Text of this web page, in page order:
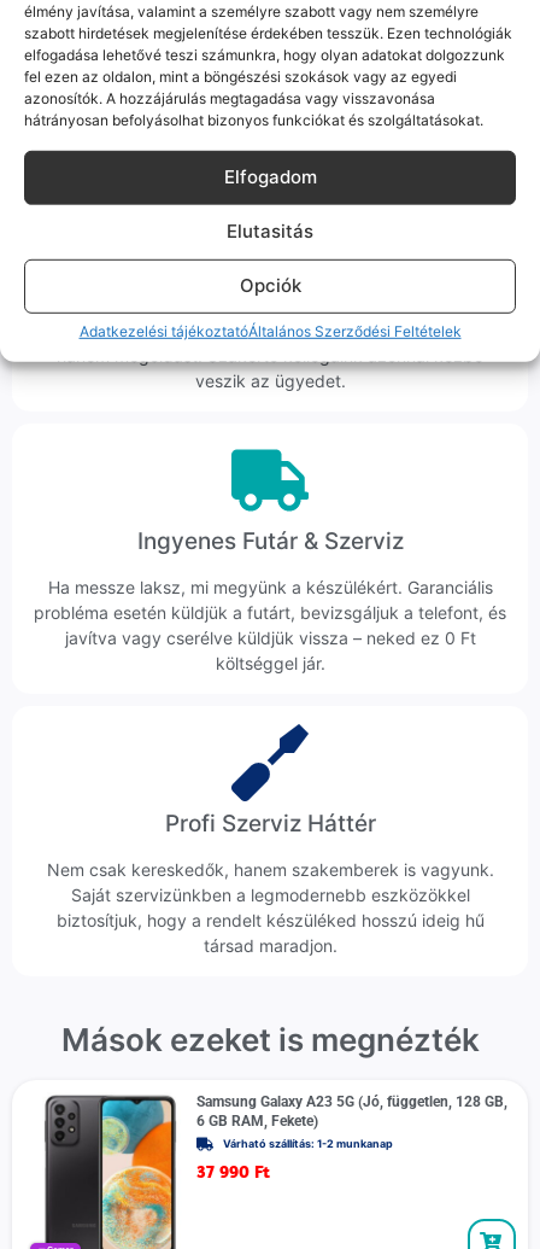
élmény javítása, valamint a személyre szabott vagy nem személyre
szabott hirdetések megjelenítése érdekében tesszük. Ezen technológiák
elfogadása lehetővé teszi számunkra, hogy olyan adatokat dolgozzunk
fel ezen az oldalon, mint a böngészési szokások vagy az egyedi
azonosítók. A hozzájárulás megtagadása vagy visszavonása
hátrányosan befolyásolhat bizonyos funkciókat és szolgáltatásokat.
Elfogadom
Elutasitás
Opciók
Adatkezelési tájékoztatóÁltalános Szerződési Feltételek
Sok éve a szegedi piac meghatározó szereplői vagyunk.
Nem egy arctalan webshop vagyunk: ha kérdésed van, élő
ember veszi fel a telefont, és személyesen is megtalálsz
minket Szegeden.
Korrekt Ügyintézés
Ha ritkán előfordul egy hiba, nem kifogásokat keresünk,
veszik az ügyedet.
Ingyenes Futár & Szerviz
Ha messze laksz, mi megyünk a készülékért. Garanciális
probléma esetén küldjük a futárt, bevizsgáljuk a telefont, és
javítva vagy cserélve küldjük vissza – neked ez 0 Ft
költséggel jár.
Profi Szerviz Háttér
Nem csak kereskedők, hanem szakemberek is vagyunk.
Saját szervizünkben a legmodernebb eszközökkel
biztosítjuk, hogy a rendelt készüléked hosszú ideig hű
társad maradjon.
Mások ezeket is megnézték
Samsung Galaxy A23 5G (Jó, független, 128 GB,
6 GB RAM, Fekete)
Várható szállítás: 1-2 munkanap
37 990 Ft